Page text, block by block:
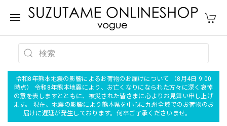
令和8年熊本地震の影響によるお荷物のお届けについて （8月4日 9:00
時点） 令和8年熊本地震により、お亡くなりになられた方々に深く哀悼
の意を表しますとともに、被災された皆さまに心よりお見舞い申し上げ
ます。 現在、地震の影響により熊本県を中心に九州全域でのお荷物のお
届けに遅延が発生しております。何卒ご了承くださいませ。